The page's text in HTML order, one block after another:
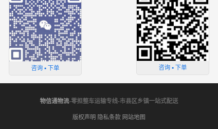
咨询 ▪ 下单 咨询 ▪ 下单
物信通物流-零担整车运输专线-市县区乡镇一站式配送
版权声明 隐私条款 网站地图